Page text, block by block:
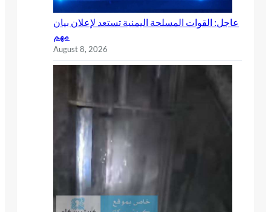
عاجل: القوات المسلحة اليمنية تستعد لإعلان بيان
مهم
August 8, 2026